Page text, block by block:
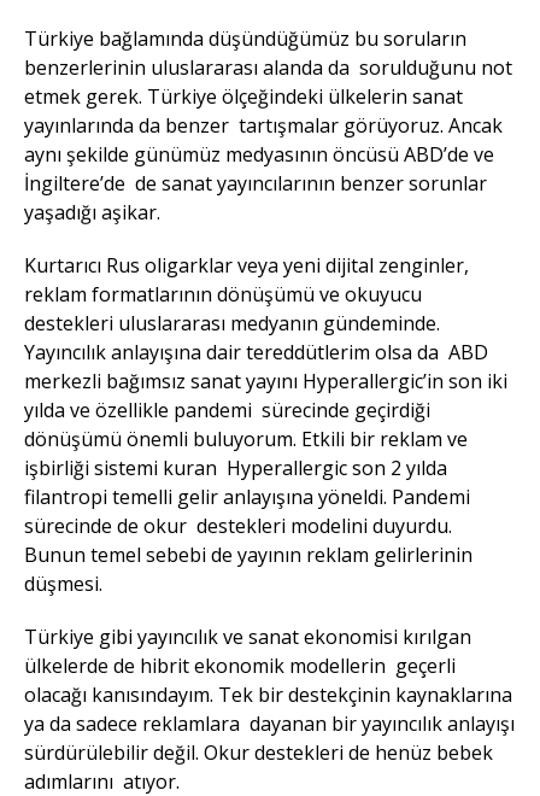
Türkiye bağlamında düşündüğümüz bu soruların
benzerlerinin uluslararası alanda da sorulduğunu not
etmek gerek. Türkiye ölçeğindeki ülkelerin sanat
yayınlarında da benzer tartışmalar görüyoruz. Ancak
aynı şekilde günümüz medyasının öncüsü ABD’de ve
İngiltere’de de sanat yayıncılarının benzer sorunlar
yaşadığı aşikar.
Kurtarıcı Rus oligarklar veya yeni dijital zenginler,
reklam formatlarının dönüşümü ve okuyucu
destekleri uluslararası medyanın gündeminde.
Yayıncılık anlayışına dair tereddütlerim olsa da ABD
merkezli bağımsız sanat yayını Hyperallergic’in son iki
yılda ve özellikle pandemi sürecinde geçirdiği
dönüşümü önemli buluyorum. Etkili bir reklam ve
işbirliği sistemi kuran Hyperallergic son 2 yılda
filantropi temelli gelir anlayışına yöneldi. Pandemi
sürecinde de okur destekleri modelini duyurdu.
Bunun temel sebebi de yayının reklam gelirlerinin
düşmesi.
Türkiye gibi yayıncılık ve sanat ekonomisi kırılgan
ülkelerde de hibrit ekonomik modellerin geçerli
olacağı kanısındayım. Tek bir destekçinin kaynaklarına
ya da sadece reklamlara dayanan bir yayıncılık anlayışı
sürdürülebilir değil. Okur destekleri de henüz bebek
adımlarını atıyor.